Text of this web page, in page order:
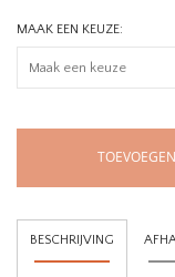
MAAK EEN KEUZE:
BESCHRIJVING